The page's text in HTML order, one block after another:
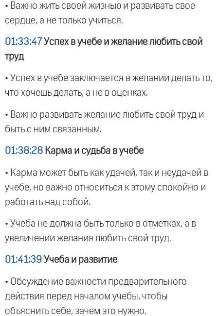
• Важно жить своей жизнью и развивать свое
сердце, а не только учиться.
01:33:47 Успех в учебе и желание любить свой
труд
• Успех в учебе заключается в желании делать то,
что хочешь делать, а не в оценках.
• Важно развивать желание любить свой труд и
быть с ним связанным.
01:38:28 Карма и судьба в учебе
• Карма может быть как удачей, так и неудачей в
учебе, но важно относиться к этому спокойно и
работать над собой.
• Учеба не должна быть только в отметках, а в
увеличении желания любить свой труд.
01:41:39 Учеба и развитие
• Обсуждение важности предварительного
действия перед началом учебы, чтобы
объяснить себе, зачем это нужно.